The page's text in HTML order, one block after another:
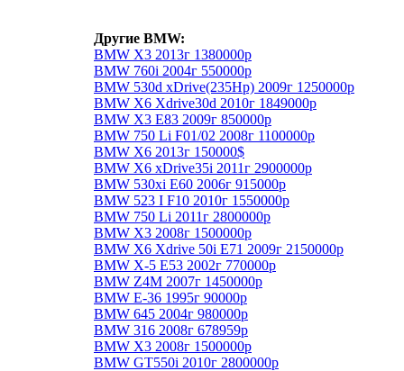
Другие BMW:
BMW X3 2013г 1380000р
BMW 760i 2004г 550000р
BMW 530d xDrive(235Hp) 2009г 1250000р
BMW X6 Xdrive30d 2010г 1849000р
BMW X3 E83 2009г 850000р
BMW 750 Li F01/02 2008г 1100000р
BMW X6 2013г 150000$
BMW X6 xDrive35i 2011г 2900000р
BMW 530xi E60 2006г 915000р
BMW 523 I F10 2010г 1550000р
BMW 750 Li 2011г 2800000р
BMW X3 2008г 1500000р
BMW X6 Xdrive 50i E71 2009г 2150000р
BMW Х-5 E53 2002г 770000р
BMW Z4M 2007г 1450000р
BMW E-36 1995г 90000р
BMW 645 2004г 980000р
BMW 316 2008г 678959р
BMW X3 2008г 1500000р
BMW GT550i 2010г 2800000р